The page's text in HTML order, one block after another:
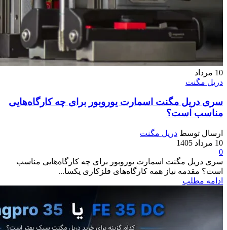
10 مرداد
دریل مگنت
سری دریل مگنت اسمارت یوروبور برای چه کارگاه‌هایی
مناسب است؟
ارسال توسط دریل مگنت
10 مرداد 1405
0
سری دریل مگنت اسمارت یوروبور برای چه کارگاه‌هایی مناسب
است؟ مقدمه نیاز همه کارگاه‌های فلزکاری یکسا...
ادامه مطلب